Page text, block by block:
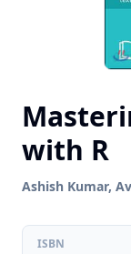
with R
Ashish Kumar,
ISBN